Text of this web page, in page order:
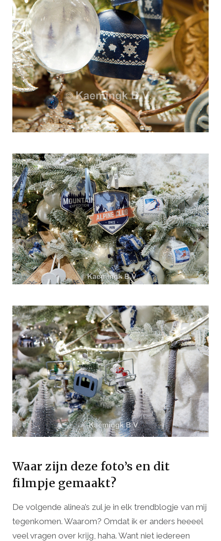
Waar zijn deze foto’s en dit
filmpje gemaakt?
De volgende alinea’s zul je in elk trendblogje van mij
tegenkomen. Waarom? Omdat ik er anders heeeel
veel vragen over krijg, haha. Want niet iedereen